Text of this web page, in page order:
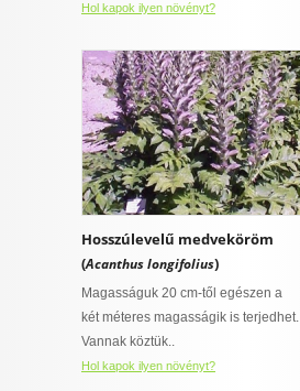
Hol kapok ilyen növényt?
Hosszúlevelű medveköröm
(Acanthus longifolius)
Magasságuk 20 cm-től egészen a
két méteres magasságik is terjedhet.
Vannak köztük..
Hol kapok ilyen növényt?